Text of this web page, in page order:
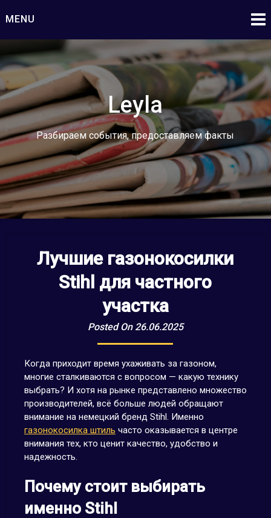
toMENU
Leyla
Разбираем события, предоставляем факты
Лучшие газонокосилки
Stihl для частного
участка
Posted On 26.06.2025
Когда приходит время ухаживать за газоном,
многие сталкиваются с вопросом — какую технику
выбрать? И хотя на рынке представлено множество
производителей, всё больше людей обращают
внимание на немецкий бренд Stihl. Именно
газонокосилка штиль часто оказывается в центре
внимания тех, кто ценит качество, удобство и
надежность.
Почему стоит выбирать
именно Stihl